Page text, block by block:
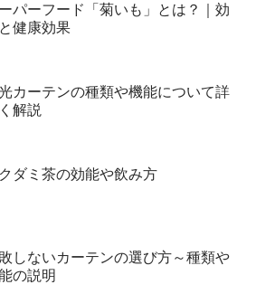
パーフード「菊いも」とは？｜効
健康効果
カーテンの種類や機能について詳
解説
ダミ茶の効能や飲み方
しないカーテンの選び方～種類や
の説明